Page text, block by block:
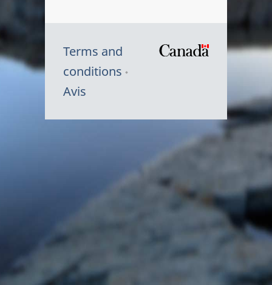
Terms and
conditions
Avis
du